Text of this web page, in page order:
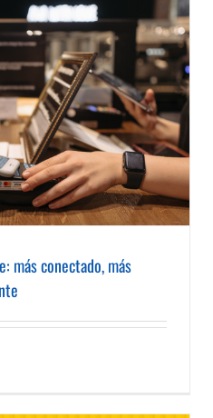
más conectado, más